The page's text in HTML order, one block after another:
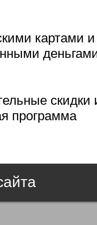
картами и
скидки
программа